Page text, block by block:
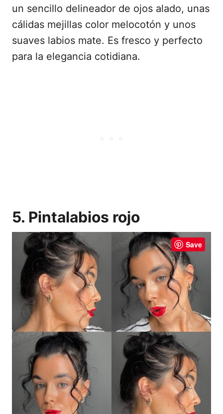
un sencillo delineador de ojos alado, unas
cálidas mejillas color melocotón y unos
suaves labios mate. Es fresco y perfecto
para la elegancia cotidiana.
5. Pintalabios rojo
Save